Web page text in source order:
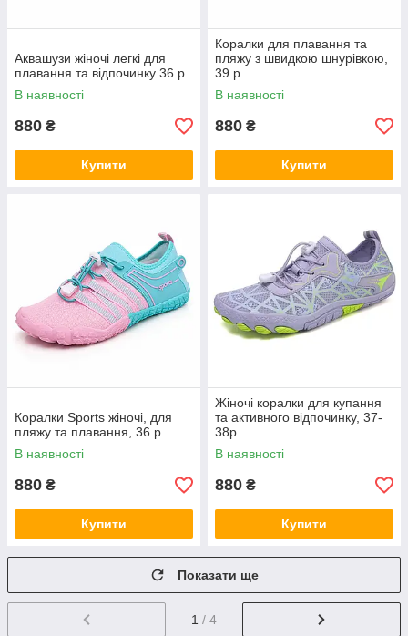
Аквашузи жіночі легкі для
плавання та відпочинку 36 р
В наявності
880 ₴
Купити
Коралки для плавання та
пляжу з швидкою шнурівкою,
39 р
В наявності
880 ₴
Купити
Коралки Sports жіночі, для
пляжу та плавання, 36 р
В наявності
880 ₴
Купити
Жіночі коралки для купання
та активного відпочинку, 37-
38р.
В наявності
880 ₴
Купити
Показати ще
1 / 4